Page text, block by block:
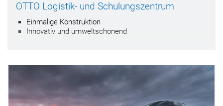
OTTO Logistik- und Schulungszentrum
Einmalige Konstruktion
Innovativ und umweltschonend